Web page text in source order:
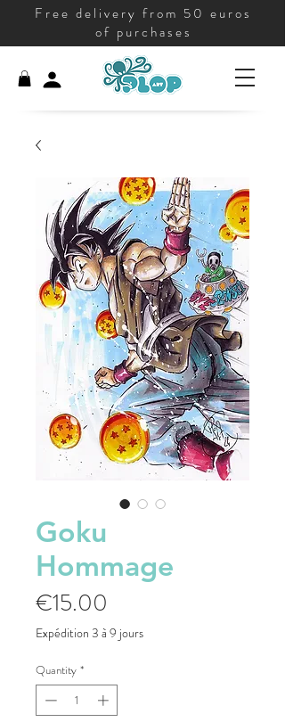
Free delivery from 50 euros
of purchases
Goku
Hommage
€15.00
Expédition 3 à 9 jours
Quantity *